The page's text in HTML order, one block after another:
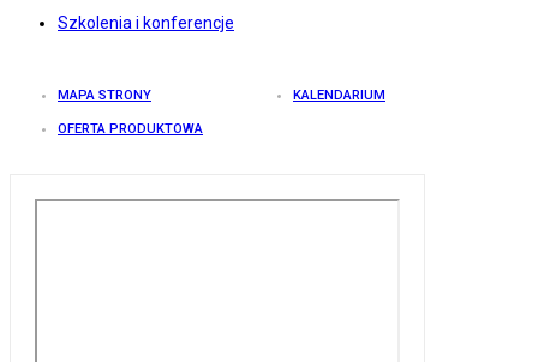
Szkolenia i konferencje
MAPA STRONY KALENDARIUM
OFERTA PRODUKTOWA